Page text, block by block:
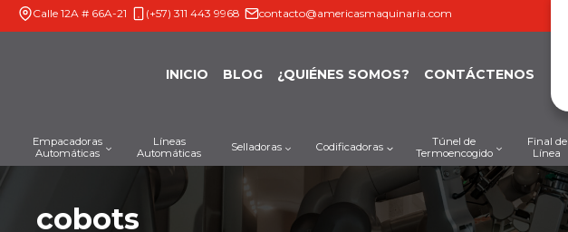
Saltar
al
Calle 12A # 66A-21 (+57) 311 443 9968 contacto@americasmaquinaria.com
INICIO BLOG ¿QUIÉNES SOMOS? CONTÁCTENOS
Empacadoras
Automáticas
Líneas
Automáticas
Selladoras Codificadoras
Túnel de
Termoencogido
Final de
Línea
cobots